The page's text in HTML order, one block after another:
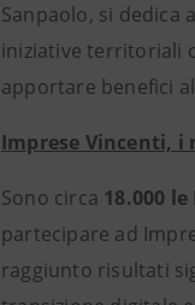
Sanpaolo, si dedica
iniziative territoriali
apportare benefici
Imprese Vincenti, i
Sono circa 18.000 le
partecipare ad
raggiunto risultati